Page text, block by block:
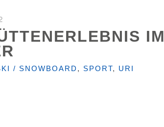
IM
/ SNOWBOARD , SPORT, URI